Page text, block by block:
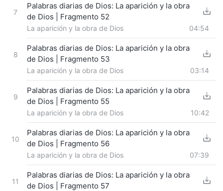
7
Palabras diarias de Dios: La aparición y la obra
de Dios | Fragmento 52
La aparición y la obra de Dios 04:54
8
Palabras diarias de Dios: La aparición y la obra
de Dios | Fragmento 53
La aparición y la obra de Dios 03:14
9
Palabras diarias de Dios: La aparición y la obra
de Dios | Fragmento 55
La aparición y la obra de Dios 10:42
10
Palabras diarias de Dios: La aparición y la obra
de Dios | Fragmento 56
La aparición y la obra de Dios 07:39
11
Palabras diarias de Dios: La aparición y la obra
de Dios | Fragmento 57